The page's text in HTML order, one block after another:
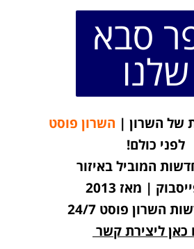
סבא
שלנו
של השרון | השרון פוסט
לפני כולם!
המוביל באיזור
| מאז 2013
השרון פוסט 24/7
כאן ליצירת קשר